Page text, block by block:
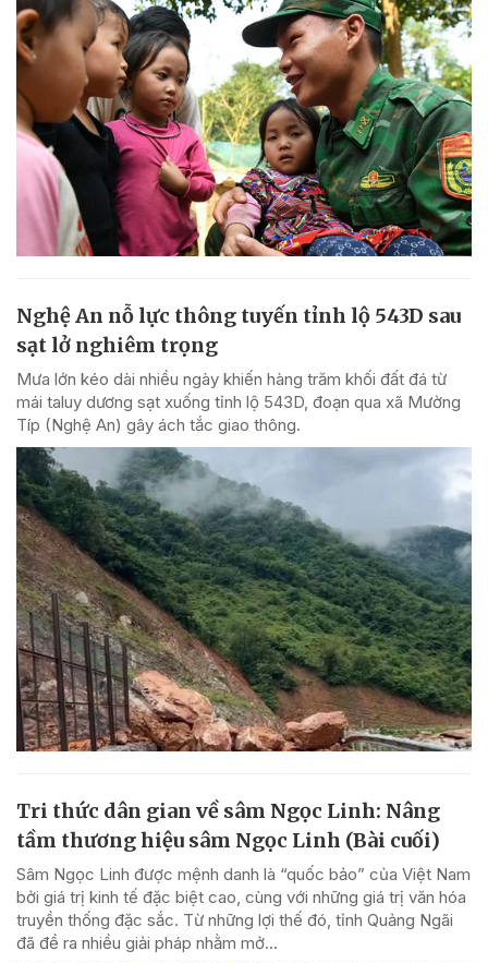
Nghệ An nỗ lực thông tuyến tỉnh lộ 543D sau
sạt lở nghiêm trọng
Mưa lớn kéo dài nhiều ngày khiến hàng trăm khối đất đá từ
mái taluy dương sạt xuống tỉnh lộ 543D, đoạn qua xã Mường
Típ (Nghệ An) gây ách tắc giao thông.
Tri thức dân gian về sâm Ngọc Linh: Nâng
tầm thương hiệu sâm Ngọc Linh (Bài cuối)
Sâm Ngọc Linh được mệnh danh là “quốc bảo” của Việt Nam
bởi giá trị kinh tế đặc biệt cao, cùng với những giá trị văn hóa
truyền thống đặc sắc. Từ những lợi thế đó, tỉnh Quảng Ngãi
đã đề ra nhiều giải pháp nhằm mở...